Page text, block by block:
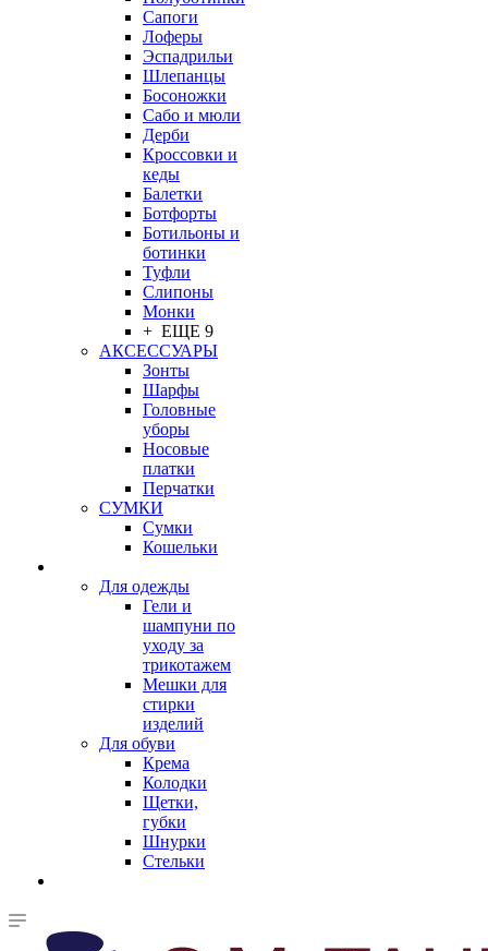
Сапоги
Лоферы
Эспадрильи
Шлепанцы
Босоножки
Сабо и мюли
Дерби
Кроссовки и
кеды
Балетки
Ботфорты
Ботильоны и
ботинки
Туфли
Слипоны
Монки
+ ЕЩЕ 9
АКСЕССУАРЫ
Зонты
Шарфы
Головные
уборы
Носовые
платки
Перчатки
СУМКИ
Сумки
Кошельки
Для одежды
Гели и
шампуни по
уходу за
трикотажем
Мешки для
стирки
изделий
Для обуви
Крема
Колодки
Щетки,
губки
Шнурки
Стельки